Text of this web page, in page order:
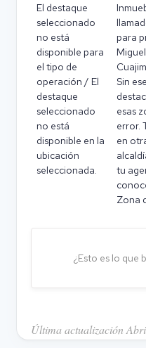
El destaque
seleccionado
no está
disponible para
el tipo de
operación / El
destaque
seleccionado
no está
disponible en la
ubicación
seleccionada.
para
Sin
esas
error.
en
tu
Zona
¿Esto es lo que
Última actualización